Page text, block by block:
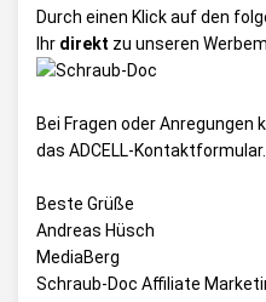
Durch einen Klick auf den
Ihr direkt zu unseren
Bei Fragen oder
das ADCELL-Kontaktformular.
Beste Grüße
Andreas Hüsch
MediaBerg
Schraub-Doc Affiliate